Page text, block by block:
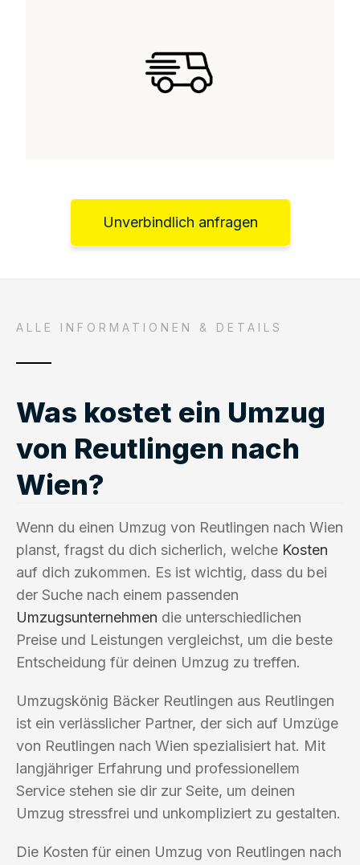
Unverbindlich anfragen
ALLE INFORMATIONEN & DETAILS
Was kostet ein Umzug
von Reutlingen nach
Wien?
Wenn du einen Umzug von Reutlingen nach Wien
planst, fragst du dich sicherlich, welche Kosten
auf dich zukommen. Es ist wichtig, dass du bei
der Suche nach einem passenden
Umzugsunternehmen die unterschiedlichen
Preise und Leistungen vergleichst, um die beste
Entscheidung für deinen Umzug zu treffen.
Umzugskönig Bäcker Reutlingen aus Reutlingen
ist ein verlässlicher Partner, der sich auf Umzüge
von Reutlingen nach Wien spezialisiert hat. Mit
langjähriger Erfahrung und professionellem
Service stehen sie dir zur Seite, um deinen
Umzug stressfrei und unkompliziert zu gestalten.
Die Kosten für einen Umzug von Reutlingen nach